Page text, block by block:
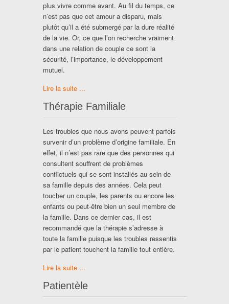
plus vivre comme avant. Au fil du temps, ce
n’est pas que cet amour a disparu, mais
plutôt qu’il a été submergé par la dure réalité
de la vie. Or, ce que l’on recherche vraiment
dans une relation de couple ce sont la
sécurité, l’importance, le développement
mutuel.
Lire la suite ...
Thérapie Familiale
Les troubles que nous avons peuvent parfois
survenir d’un problème d’origine familiale. En
effet, il n’est pas rare que des personnes qui
consultent souffrent de problèmes
conflictuels qui se sont installés au sein de
sa famille depuis des années. Cela peut
toucher un couple, les parents ou encore les
enfants ou peut-être bien un seul membre de
la famille. Dans ce dernier cas, il est
recommandé que la thérapie s’adresse à
toute la famille puisque les troubles ressentis
par le patient touchent la famille tout entière.
Lire la suite ...
Patientèle